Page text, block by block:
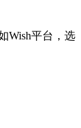
Wish平台，选